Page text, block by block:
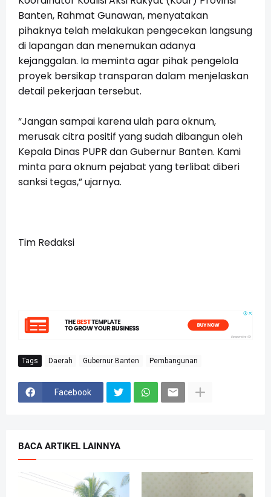
Banten, Rahmat Gunawan, menyatakan
pihaknya telah melakukan pengecekan langsung
di lapangan dan menemukan adanya
kejanggalan. Ia meminta agar pihak pengelola
proyek bersikap transparan dalam menjelaskan
detail pekerjaan tersebut.
“Jangan sampai karena ulah para oknum,
merusak citra positif yang sudah dibangun oleh
Kepala Dinas PUPR dan Gubernur Banten. Kami
minta para oknum pejabat yang terlibat diberi
sanksi tegas,” ujarnya.
Tim Redaksi
Tags Daerah Gubernur Banten Pembangunan
Facebook
BACA ARTIKEL LAINNYA